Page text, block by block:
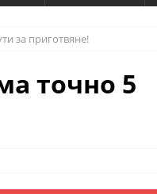
за приготвяне!
точно 5